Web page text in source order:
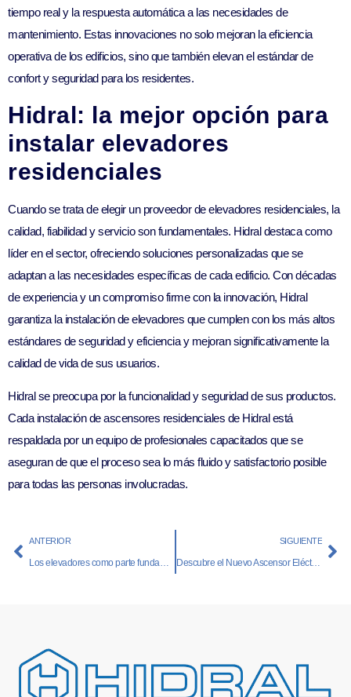
tiempo real y la respuesta automática a las necesidades de
mantenimiento. Estas innovaciones no solo mejoran la eficiencia
operativa de los edificios, sino que también elevan el estándar de
confort y seguridad para los residentes.
Hidral: la mejor opción para
instalar elevadores
residenciales
Cuando se trata de elegir un proveedor de elevadores residenciales, la
calidad, fiabilidad y servicio son fundamentales. Hidral destaca como
líder en el sector, ofreciendo soluciones personalizadas que se
adaptan a las necesidades específicas de cada edificio. Con décadas
de experiencia y un compromiso firme con la innovación, Hidral
garantiza la instalación de elevadores que cumplen con los más altos
estándares de seguridad y eficiencia y mejoran significativamente la
calidad de vida de sus usuarios.
Hidral se preocupa por la funcionalidad y seguridad de sus productos.
Cada instalación de ascensores residenciales de Hidral está
respaldada por un equipo de profesionales capacitados que se
aseguran de que el proceso sea lo más fluido y satisfactorio posible
para todas las personas involucradas.
ANTERIOR SIGUIENTE
Descubre el Nuevo Ascensor Eléctrico de Grandes Cargas QHe